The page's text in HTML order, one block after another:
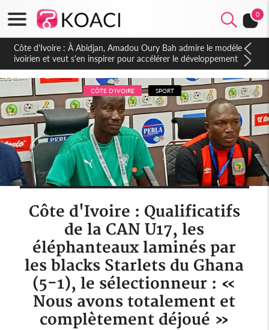
0
Côte d'Ivoire : À Abidjan, Amadou Oury Bah admire le modèle
ivoirien et veut s'en inspirer pour accélérer le développement
de la Guinée
CÔTE D'IVOIRE SPORT
Côte d'Ivoire : Qualificatifs
de la CAN U17, les
éléphanteaux laminés par
les blacks Starlets du Ghana
(5-1), le sélectionneur : «
Nous avons totalement et
complètement déjoué »